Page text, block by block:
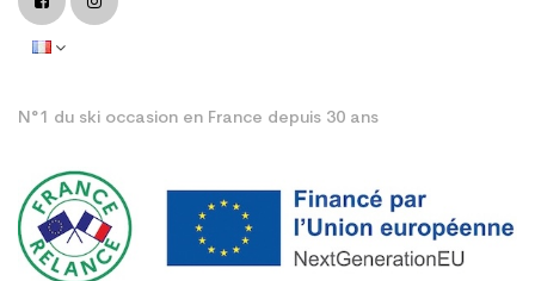
N°1 du ski occasion en France depuis 30 ans